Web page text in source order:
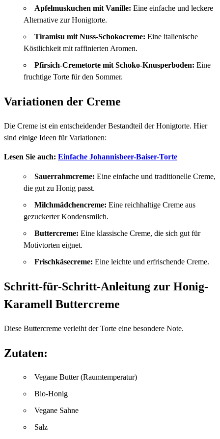
Apfelmuskuchen mit Vanille: Eine einfache und leckere
Alternative zur Honigtorte.
Tiramisu mit Nuss-Schokocreme: Eine italienische
Köstlichkeit mit raffinierten Aromen.
Pfirsich-Cremetorte mit Schoko-Knusperboden: Eine
fruchtige Torte für den Sommer.
Variationen der Creme
Die Creme ist ein entscheidender Bestandteil der Honigtorte. Hier
sind einige Ideen für Variationen:
Lesen Sie auch: Einfache Johannisbeer-Baiser-Torte
Sauerrahmcreme: Eine einfache und traditionelle Creme,
die gut zu Honig passt.
Milchmädchencreme: Eine reichhaltige Creme aus
gezuckerter Kondensmilch.
Buttercreme: Eine klassische Creme, die sich gut für
Motivtorten eignet.
Frischkäsecreme: Eine leichte und erfrischende Creme.
Schritt-für-Schritt-Anleitung zur Honig-
Karamell Buttercreme
Diese Buttercreme verleiht der Torte eine besondere Note.
Zutaten:
Vegane Butter (Raumtemperatur)
Bio-Honig
Vegane Sahne
Salz